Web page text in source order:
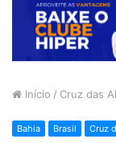
Início / Cruz das
Bahia Brasil Cruz